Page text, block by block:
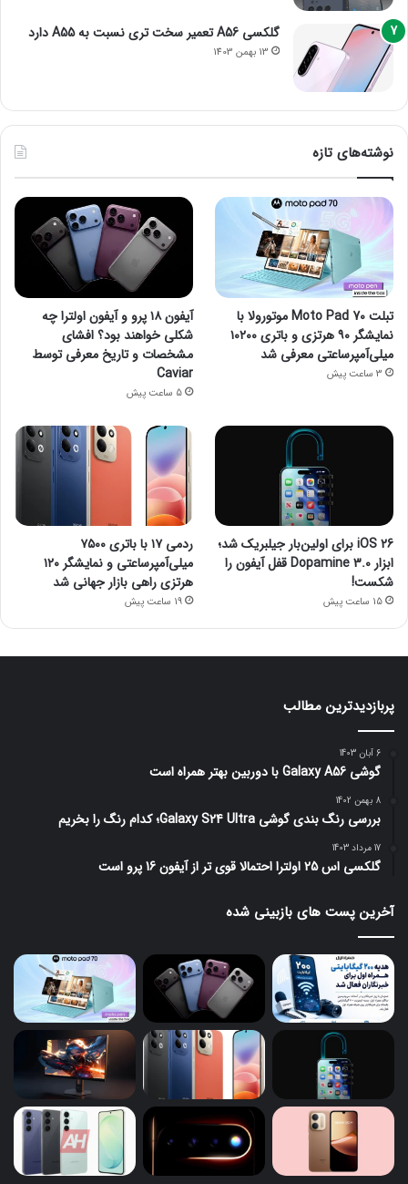
گلکسی A56 تعمیر سخت تری نسبت به A55 دارد
13 بهمن 1403
نوشته‌های تازه
تبلت Moto Pad 70 موتورولا با
نمایشگر ۹۰ هرتزی و باتری ۱۰۲۰۰
میلی‌آمپرساعتی معرفی شد
3 ساعت پیش
آیفون ۱۸ پرو و آیفون اولترا چه
شکلی خواهند بود؟ افشای
مشخصات و تاریخ معرفی توسط
Caviar
5 ساعت پیش
iOS 26 برای اولین‌بار جیلبریک شد؛
ابزار Dopamine 3.0 قفل آیفون را
شکست!
15 ساعت پیش
ردمی ۱۷ با باتری ۷۵۰۰
میلی‌آمپرساعتی و نمایشگر ۱۲۰
هرتزی راهی بازار جهانی شد
19 ساعت پیش
پربازدیدترین مطالب
6 آبان 1403
گوشی Galaxy A56 با دوربین بهتر همراه است
8 بهمن 1402
بررسی رنگ بندی گوشی Galaxy S24 Ultra؛ کدام رنگ را بخریم
17 مرداد 1403
گلکسی اس 25 اولترا احتمالا قوی تر از آیفون 16 پرو است
آخرین پست های بازبینی شده